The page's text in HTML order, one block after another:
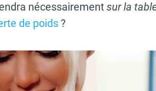
nécessairementsur la
de poids?